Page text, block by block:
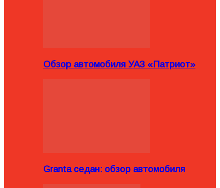
Обзор автомобиля УАЗ «Патриот»
Granta седан: обзор автомобиля